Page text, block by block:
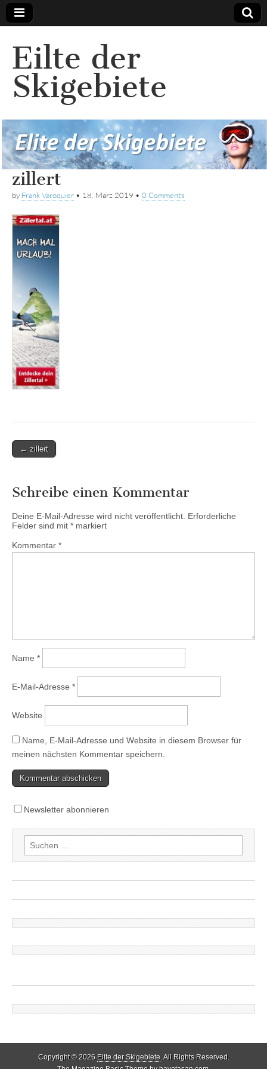
Eilte der
Skigebiete
zillert
by Frank Varoquier • 18. März 2019 • 0 Comments
Post
← zillert
Schreibe einen Kommentar
Deine E-Mail-Adresse wird nicht veröffentlicht. Erforderliche
Felder sind mit * markiert
Kommentar *
Name *
E-Mail-Adresse *
Website
Name, E-Mail-Adresse und Website in diesem Browser für
meinen nächsten Kommentar speichern.
Newsletter abonnieren
Suchen
nach:
Copyright © 2026 Eilte der Skigebiete. All Rights Reserved.